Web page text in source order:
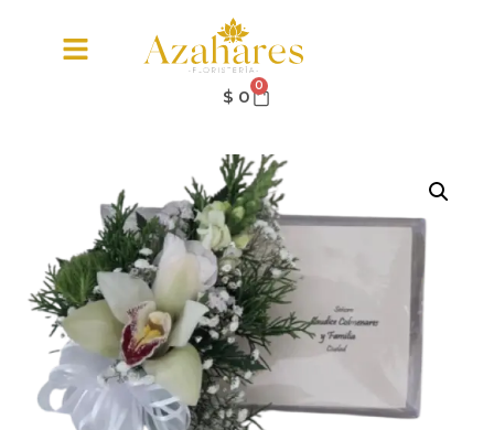
$ 0 0